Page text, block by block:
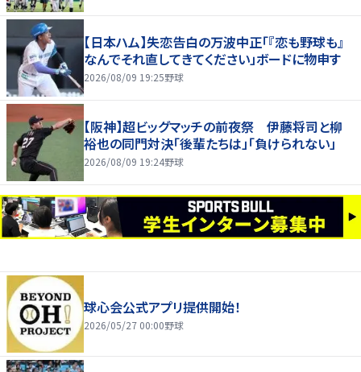
【日本ハム】失恋告白の万波中正「『恋も野球も』
なんでそれ直してきてください」ボードに物申す
2026/08/09 19:25野球
【阪神】超ビッグマッチの前夜祭 伊藤将司と柳
裕也の同門対決「後輩たちは」「負けられない」
2026/08/09 19:24野球
球心会公式アプリ提供開始！
2026/05/27 00:00野球